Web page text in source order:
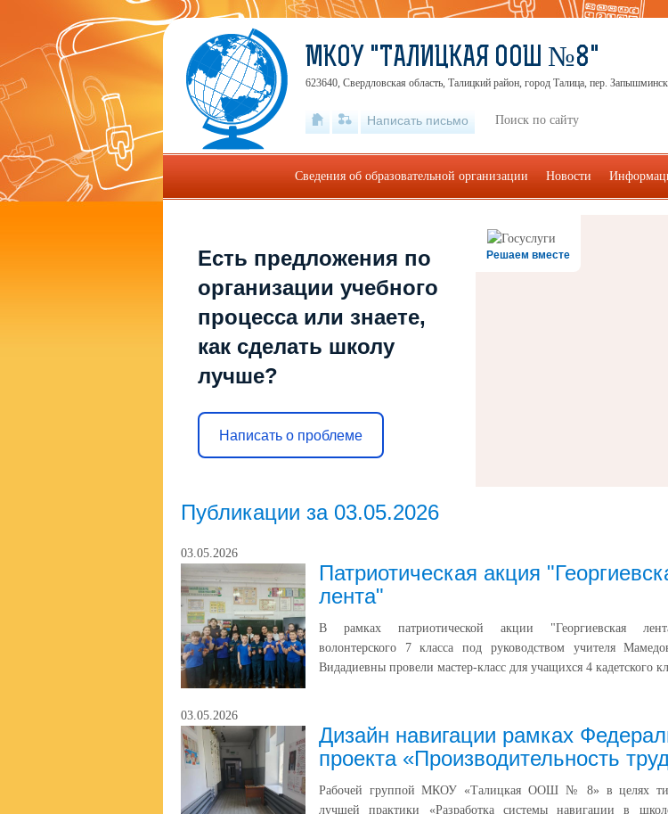
Решаем вместе
Есть предложения по
организации учебного
процесса или знаете,
как сделать школу
лучше?
Написать о проблеме
Публикации за 03.05.2026
03.05.2026
Патриотическая акция
лента"
В рамках патриотической акции "Георгиевская
волонтерского 7 класса под руководством учителя
Видадиевны провели мастер‑класс для учащихся 4 кадетского
03.05.2026
Дизайн навигации рамках
проекта «Производительность
Рабочей группой МКОУ «Талицкая ООШ № 8» в целях
лучшей практики «Разработка системы навигации в
МКОУ "ТАЛИЦКАЯ ООШ №8"
623640, Свердловская область, Талицкий район, город Талица, пер.
Написать письмо
Сведения об образовательной организации Новости